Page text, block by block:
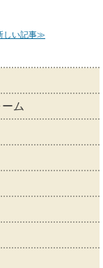
しい記事≫
ム